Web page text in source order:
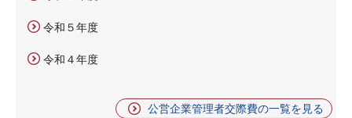
令和５年度
令和４年度
公営企業管理者交際費の一覧を見る